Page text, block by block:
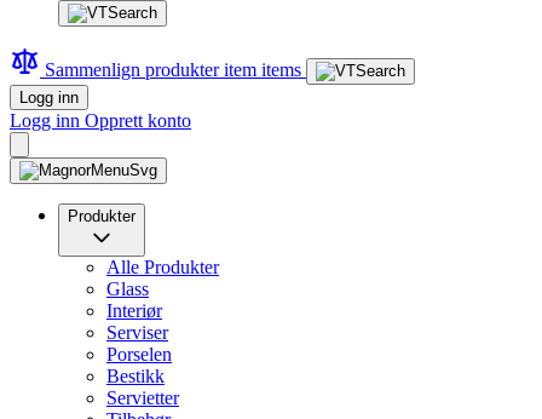
Sammenlign produkteritem items
Logg inn
Logg inn Opprett konto
Produkter
Alle Produkter
Glass
Interiør
Serviser
Porselen
Bestikk
Servietter